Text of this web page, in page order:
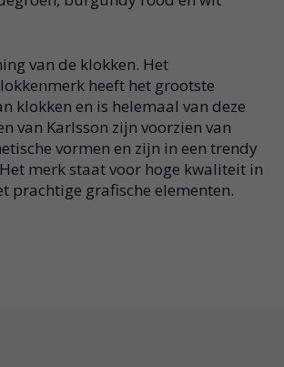
van de klokken. Het
heeft het grootste
klokken en is helemaal van deze
van Karlsson zijn voorzien van
vormen en zijn in een trendy
merk staat voor hoge kwaliteit in
prachtige grafische elementen.